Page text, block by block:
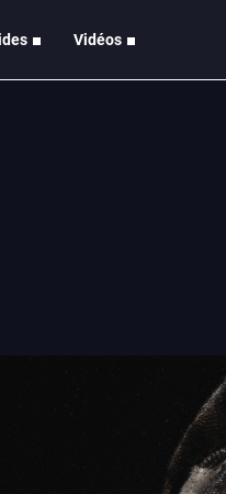
Vidéos